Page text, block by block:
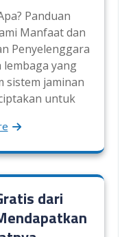
Panduan
Manfaat dan
Penyelenggara
lembaga yang
sistem jaminan
untuk
dari